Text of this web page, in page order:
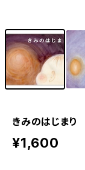
きみのはじまり
¥1,600